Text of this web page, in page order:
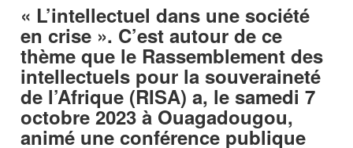
« L’intellectuel dans une société
en crise ». C’est autour de ce
thème que le Rassemblement des
intellectuels pour la souveraineté
de l’Afrique (RISA) a, le samedi 7
octobre 2023 à Ouagadougou,
animé une conférence publique